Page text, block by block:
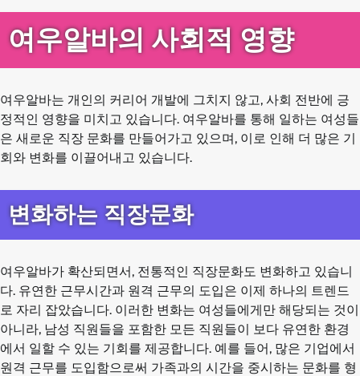
여우알바의 사회적 영향
여우알바는 개인의 커리어 개발에 그치지 않고, 사회 전반에 긍
정적인 영향을 미치고 있습니다. 여우알바를 통해 일하는 여성들
은 새로운 직장 문화를 만들어가고 있으며, 이로 인해 더 많은 기
회와 변화를 이끌어내고 있습니다.
변화하는 직장문화
여우알바가 확산되면서, 전통적인 직장문화도 변화하고 있습니
다. 유연한 근무시간과 원격 근무의 도입은 이제 하나의 트렌드
로 자리 잡았습니다. 이러한 변화는 여성들에게만 해당되는 것이
아니라, 남성 직원들을 포함한 모든 직원들이 보다 유연한 환경
에서 일할 수 있는 기회를 제공합니다. 예를 들어, 많은 기업에서
원격 근무를 도입함으로써 가족과의 시간을 중시하는 문화를 형